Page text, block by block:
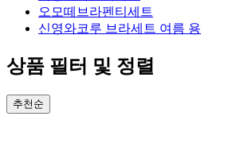
오모떼브라펜티세트
신영와코루 브라세트 여름 용
상품 필터 및 정렬
추천순